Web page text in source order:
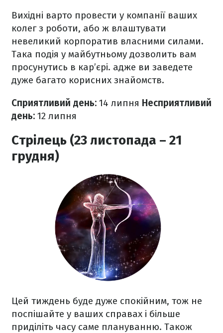
Вихідні варто провести у компанії ваших
колег з роботи, або ж влаштувати
невеликий корпоратив власними силами.
Така подія у майбутньому дозволить вам
просунутись в кар’єрі. адже ви заведете
дуже багато корисних знайомств.
Сприятливий день: 14 липня Несприятливий
день: 12 липня
Стрілець (23 листопада – 21
грудня)
Цей тиждень буде дуже спокійним, тож не
поспішайте у ваших справах і більше
приділіть часу саме плануванню. Також